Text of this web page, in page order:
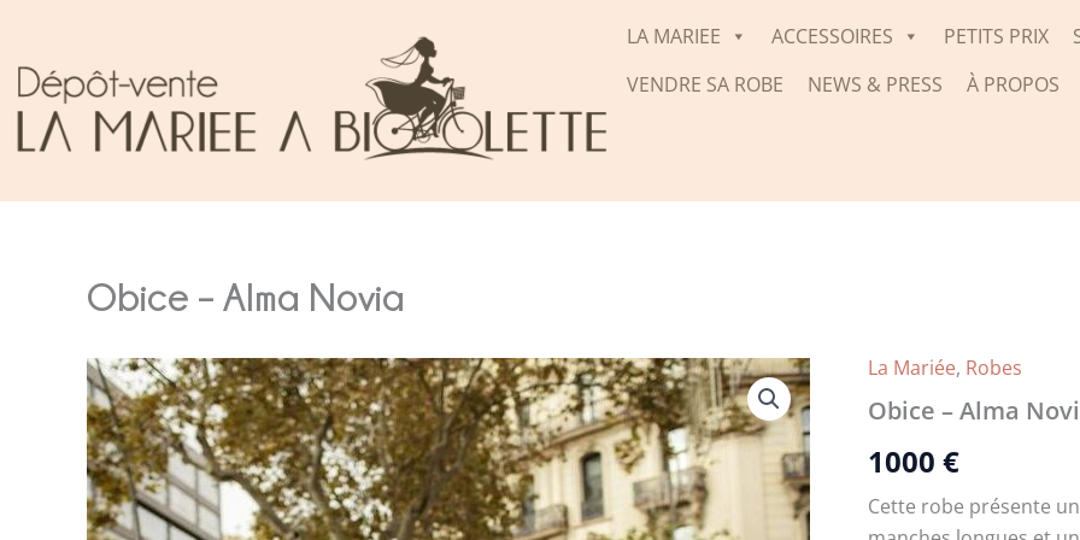
contenu
LA MARIEE ACCESSOIRES PETITS PRIX
VENDRE SA ROBE
NEWS & PRESS À PROPOS
Obice – Alma Novia
La Mariée, Robes
Obice – Alma
1000 €
Cette robe présente